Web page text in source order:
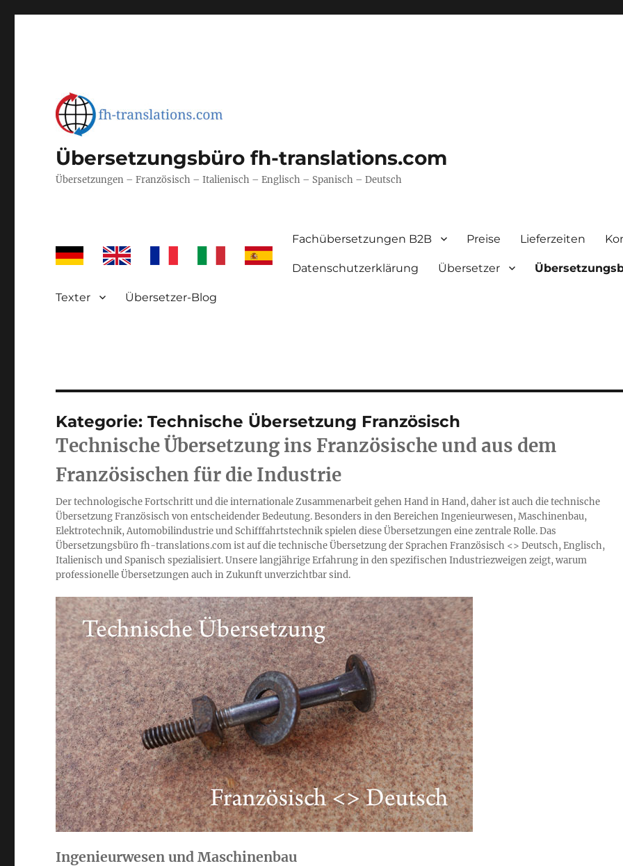
Übersetzungsbüro fh-translations.com
Übersetzungen – Französisch – Italienisch – Englisch – Spanisch – Deutsch
Fachübersetzungen B2B Preise Lieferzeiten
Datenschutzerklärung Übersetzer
Texter Übersetzer-Blog
Kategorie:Technische Übersetzung Französisch
Technische Übersetzung ins Französische und aus dem
Französischen für die Industrie
Der technologische Fortschritt und die internationale Zusammenarbeit gehen Hand in Hand, daher ist auch die technische
Übersetzung Französisch von entscheidender Bedeutung. Besonders in den Bereichen Ingenieurwesen, Maschinenbau,
Elektrotechnik, Automobilindustrie und Schifffahrtstechnik spielen diese Übersetzungen eine zentrale Rolle. Das
Übersetzungsbüro fh-translations.com ist auf die technische Übersetzung der Sprachen Französisch <> Deutsch, Englisch,
Italienisch und Spanisch spezialisiert. Unsere langjährige Erfahrung in den spezifischen Industriezweigen zeigt, warum
professionelle Übersetzungen auch in Zukunft unverzichtbar sind.
Ingenieurwesen und Maschinenbau